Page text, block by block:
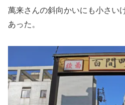
萬来さんの斜向かいにも小さい
あった。